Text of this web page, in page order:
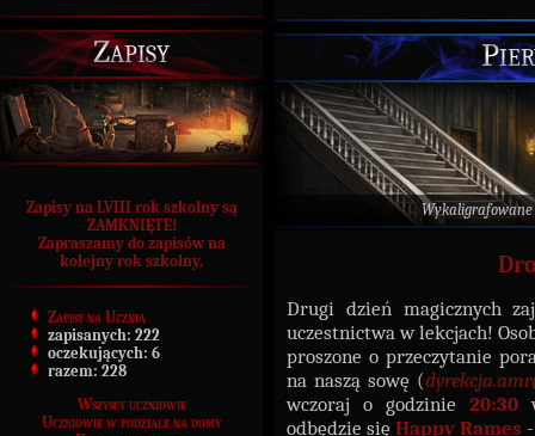
Zapisy
Zapisy na LVIII rok szkolny są
ZAMKNIĘTE!
Zapraszamy do zapisów na
kolejny rok szkolny.
Zapisy na Ucznia
zapisanych: 222
oczekujących: 6
razem: 228
Wszyscy uczniowie
Uczniowie w podziale na domy
Drugi dzień magicznych
uczestnictwa w lekcjach!
proszone o przeczytanie
na naszą sowę (
wczoraj o godzinie20:30
odbędzie się Happy Rames